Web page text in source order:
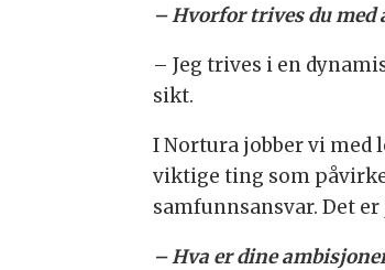
– Hvorfor trives du med
– Jeg trives i en
sikt.
I Nortura jobber vi med
viktige ting som
samfunnsansvar. Det
– Hva er dine